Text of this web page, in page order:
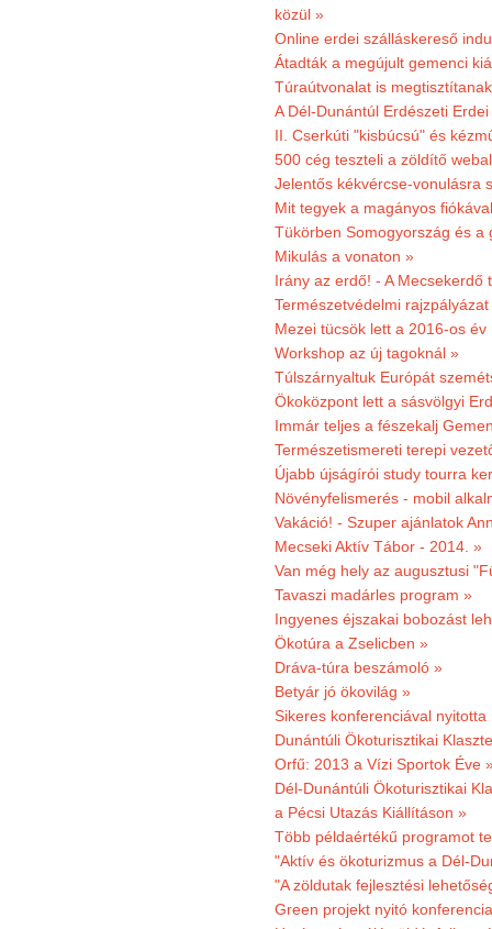
közül »
Online erdei szálláskereső
Átadták a megújult gemenci
Túraútvonalat is
A Dél-Dunántúl Erdészeti
II. Cserkúti "kisbúcsú" és
500 cég teszteli a zöldítő
Jelentős kékvércse-vonulásra
Mit tegyek a magányos
Tükörben Somogyország és a
Mikulás a vonaton »
Irány az erdő! - A
Természetvédelmi
Mezei tücsök lett a 2016-os év
Workshop az új tagoknál »
Túlszárnyaltuk Európát
Ökoközpont lett a sásvölgyi
Immár teljes a fészekalj
Természetismereti terepi
Újabb újságírói study tourra
Növényfelismerés - mobil
Vakáció! - Szuper ajánlatok
Mecseki Aktív Tábor - 2014. »
Van még hely az augusztusi
Tavaszi madárles program »
Ingyenes éjszakai bobozást
Ökotúra a Zselicben »
Dráva-túra beszámoló »
Betyár jó ökovilág »
Sikeres konferenciával
Dunántúli Ökoturisztikai
Orfű: 2013 a Vízi Sportok Éve
Dél-Dunántúli Ökoturisztikai
a Pécsi Utazás Kiállításon »
Több példaértékű programot
"Aktív és ökoturizmus a Dél-
"A zöldutak fejlesztési
Green projekt nyitó